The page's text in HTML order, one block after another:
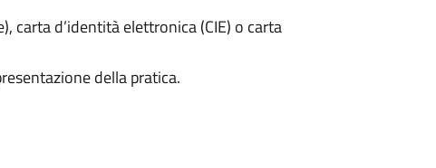
carta d’identità elettronica (CIE) o carta
della pratica.